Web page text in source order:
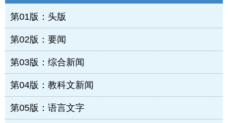
第01版：头版
第02版：要闻
第03版：综合新闻
第04版：教科文新闻
第05版：语言文字